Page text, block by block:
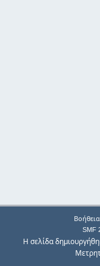
Βοήθεια
SMF
Η σελίδα